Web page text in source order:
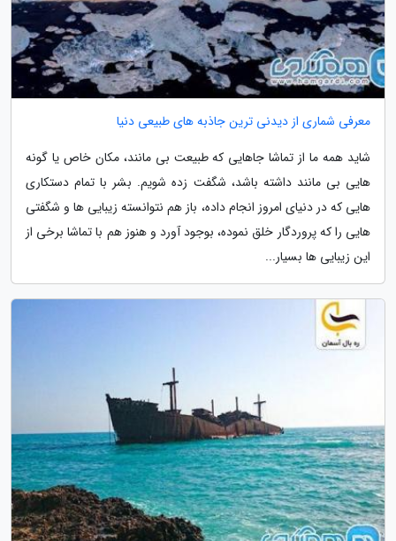
معرفی شماری از دیدنی ترین جاذبه های طبیعی دنیا
شاید همه ما از تماشا جاهایی که طبیعت بی مانند، مکان خاص یا گونه
هایی بی مانند داشته باشد، شگفت زده شویم. بشر با تمام دستکاری
هایی که در دنیای امروز انجام داده، باز هم نتوانسته زیبایی ها و شگفتی
هایی را که پروردگار خلق نموده، بوجود آورد و هنوز هم با تماشا برخی از
این زیبایی ها بسیار...